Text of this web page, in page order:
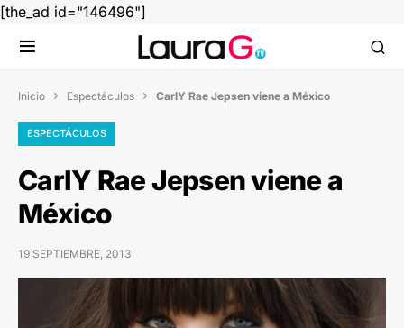
[the_ad id="146496"]
Inicio  Espectáculos  CarlY Rae Jepsen viene a México
ESPECTÁCULOS
CarlY Rae Jepsen viene a
México
19 SEPTIEMBRE, 2013